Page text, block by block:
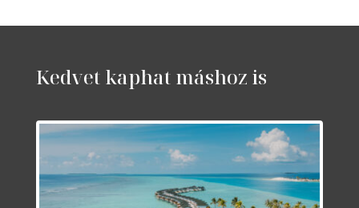
Kedvet kaphat máshoz is